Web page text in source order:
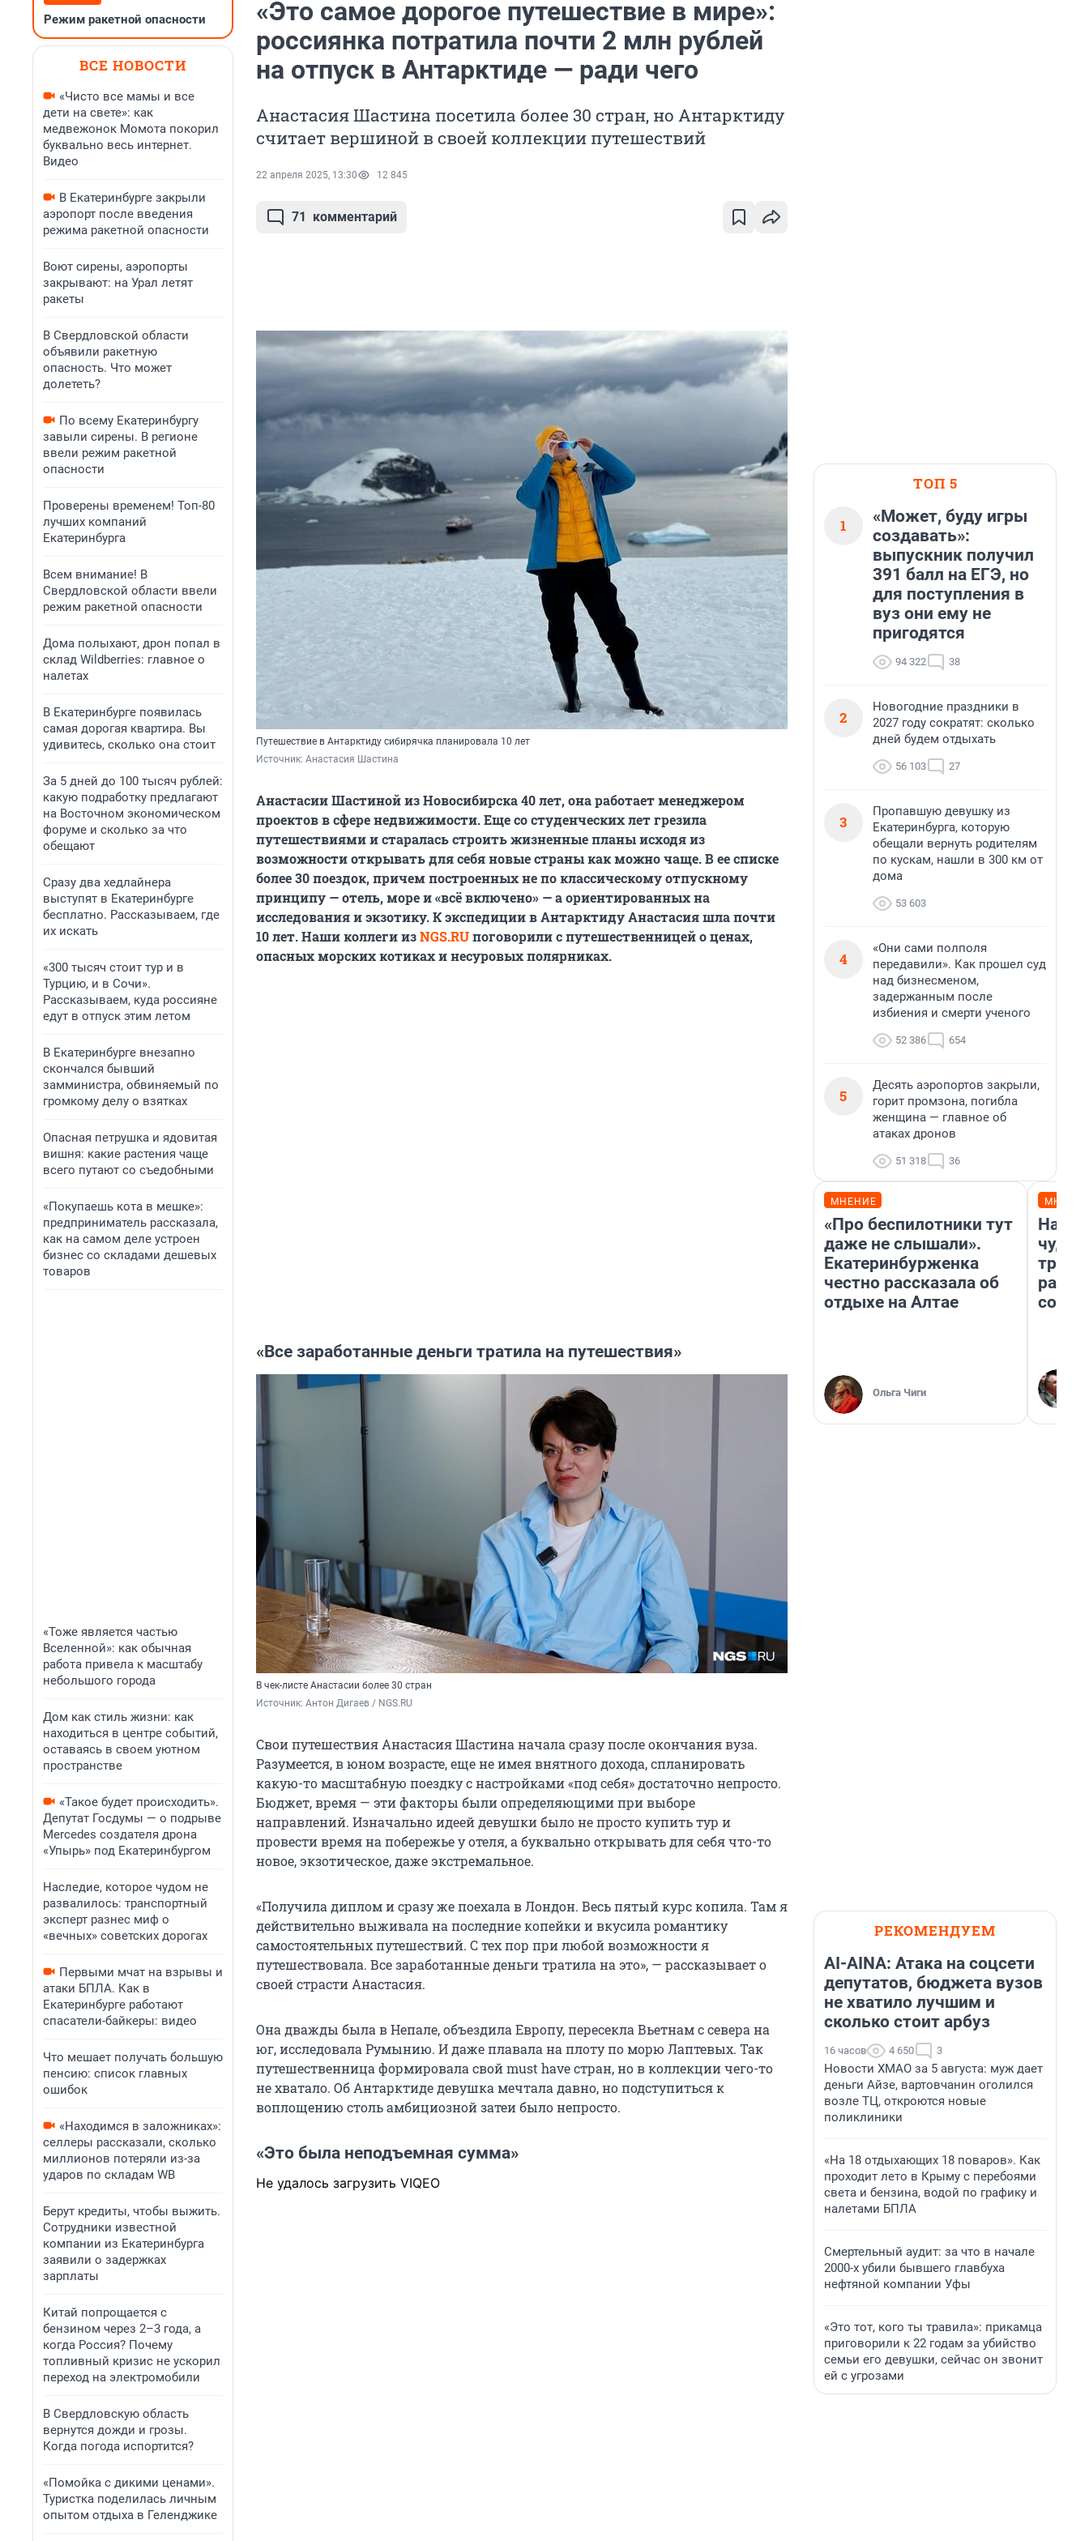
Режим ракетной опасности
ВСЕ НОВОСТИ
«Чисто все мамы и все
дети на свете»: как
медвежонок Момота покорил
буквально весь интернет.
Видео
В Екатеринбурге закрыли
аэропорт после введения
режима ракетной опасности
Воют сирены, аэропорты
закрывают: на Урал летят
ракеты
В Свердловской области
объявили ракетную
опасность. Что может
долететь?
По всему Екатеринбургу
завыли сирены. В регионе
ввели режим ракетной
опасности
Проверены временем! Топ-80
лучших компаний
Екатеринбурга
Всем внимание! В
Свердловской области ввели
режим ракетной опасности
Дома полыхают, дрон попал в
склад Wildberries: главное о
налетах
В Екатеринбурге появилась
самая дорогая квартира. Вы
удивитесь, сколько она стоит
За 5 дней до 100 тысяч рублей:
какую подработку предлагают
на Восточном экономическом
форуме и сколько за что
обещают
Сразу два хедлайнера
выступят в Екатеринбурге
бесплатно. Рассказываем, где
их искать
«300 тысяч стоит тур и в
Турцию, и в Сочи».
Рассказываем, куда россияне
едут в отпуск этим летом
В Екатеринбурге внезапно
скончался бывший
замминистра, обвиняемый по
громкому делу о взятках
Опасная петрушка и ядовитая
вишня: какие растения чаще
всего путают со съедобными
«Покупаешь кота в мешке»:
предприниматель рассказала,
как на самом деле устроен
бизнес со складами дешевых
товаров
«Тоже является частью
Вселенной»: как обычная
работа привела к масштабу
небольшого города
Дом как стиль жизни: как
находиться в центре событий,
оставаясь в своем уютном
пространстве
«Такое будет происходить».
Депутат Госдумы — о подрыве
Mercedes создателя дрона
«Упырь» под Екатеринбургом
Наследие, которое чудом не
развалилось: транспортный
эксперт разнес миф о
«вечных» советских дорогах
Первыми мчат на взрывы и
атаки БПЛА. Как в
Екатеринбурге работают
спасатели-байкеры: видео
Что мешает получать большую
пенсию: список главных
ошибок
«Находимся в заложниках»:
селлеры рассказали, сколько
миллионов потеряли из-за
ударов по складам WB
Берут кредиты, чтобы выжить.
Сотрудники известной
компании из Екатеринбурга
заявили о задержках
зарплаты
Китай попрощается с
бензином через 2–3 года, а
когда Россия? Почему
топливный кризис не ускорил
переход на электромобили
В Свердловскую область
вернутся дожди и грозы.
Когда погода испортится?
«Помойка с дикими ценами».
Туристка поделилась личным
опытом отдыха в Геленджике
«Это самое дорогое путешествие в мире»:
россиянка потратила почти 2 млн рублей
на отпуск в Антарктиде — ради чего
Анастасия Шастина посетила более 30 стран, но Антарктиду
считает вершиной в своей коллекции путешествий
22 апреля 2025, 13:30 12 845
71 комментарий
Путешествие в Антарктиду сибирячка планировала 10 лет
Источник: Анастасия Шастина
Анастасии Шастиной из Новосибирска 40 лет, она работает менеджером
проектов в сфере недвижимости. Еще со студенческих лет грезила
путешествиями и старалась строить жизненные планы исходя из
возможности открывать для себя новые страны как можно чаще. В ее списке
более 30 поездок, причем построенных не по классическому отпускному
принципу — отель, море и «всё включено» — а ориентированных на
исследования и экзотику. К экспедиции в Антарктиду Анастасия шла почти
10 лет. Наши коллеги изNGS.RUпоговорили с путешественницей о ценах,
опасных морских котиках и несуровых полярниках.
«Все заработанные деньги тратила на путешествия»
В чек-листе Анастасии более 30 стран
Источник: Антон Дигаев / NGS.RU
Свои путешествия Анастасия Шастина начала сразу после окончания вуза.
Разумеется, в юном возрасте, еще не имея внятного дохода, спланировать
какую-то масштабную поездку с настройками «под себя» достаточно непросто.
Бюджет, время — эти факторы были определяющими при выборе
направлений. Изначально идеей девушки было не просто купить тур и
провести время на побережье у отеля, а буквально открывать для себя что-то
новое, экзотическое, даже экстремальное.
«Получила диплом и сразу же поехала в Лондон. Весь пятый курс копила. Там я
действительно выживала на последние копейки и вкусила романтику
самостоятельных путешествий. С тех пор при любой возможности я
путешествовала. Все заработанные деньги тратила на это», — рассказывает о
своей страсти Анастасия.
Она дважды была в Непале, объездила Европу, пересекла Вьетнам с севера на
юг, исследовала Румынию. И даже плавала на плоту по морю Лаптевых. Так
путешественница формировала свой must have стран, но в коллекции чего-то
не хватало. Об Антарктиде девушка мечтала давно, но подступиться к
воплощению столь амбициозной затеи было непросто.
«Это была неподъемная сумма»
Не удалось загрузить VIQEO
ТОП 5
1
«Может, буду игры
создавать»:
выпускник получил
391 балл на ЕГЭ, но
для поступления в
вуз они ему не
пригодятся
94 322 38
2
Новогодние праздники в
2027 году сократят: сколько
дней будем отдыхать
56 103 27
3
Пропавшую девушку из
Екатеринбурга, которую
обещали вернуть родителям
по кускам, нашли в 300 км от
дома
53 603
4
«Они сами полполя
передавили». Как прошел суд
над бизнесменом,
задержанным после
избиения и смерти ученого
52 386 654
5
Десять аэропортов закрыли,
горит промзона, погибла
женщина — главное об
атаках дронов
51 318 36
МНЕНИЕ
«Про беспилотники тут
даже не слышали».
Екатеринбурженка
честно рассказала об
отдыхе на Алтае
Ольга Чиги
РЕКОМЕНДУЕМ
AI-AINA: Атака на соцсети
депутатов, бюджета вузов
не хватило лучшим и
сколько стоит арбуз
16 часов 4 650 3
Новости ХМАО за 5 августа: муж дает
деньги Айзе, вартовчанин оголился
возле ТЦ, откроются новые
поликлиники
«На 18 отдыхающих 18 поваров». Как
проходит лето в Крыму с перебоями
света и бензина, водой по графику и
налетами БПЛА
Смертельный аудит: за что в начале
2000-х убили бывшего главбуха
нефтяной компании Уфы
«Это тот, кого ты травила»: прикамца
приговорили к 22 годам за убийство
семьи его девушки, сейчас он звонит
ей с угрозами